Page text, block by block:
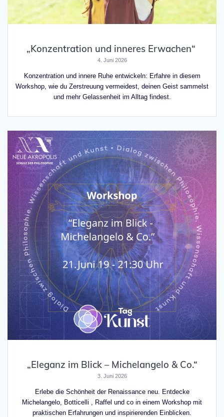
„Konzentration und inneres Erwachen“
4. Juni 2026
Konzentration und innere Ruhe entwickeln: Erfahre in diesem
Workshop, wie du Zerstreuung vermeidest, deinen Geist sammelst
und mehr Gelassenheit im Alltag findest.
„Eleganz im Blick – Michelangelo & Co.“
3. Juni 2026
Erlebe die Schönheit der Renaissance neu. Entdecke
Michelangelo, Botticelli , Raffel und co in einem Workshop mit
praktischen Erfahrungen und inspirierenden Einblicken.